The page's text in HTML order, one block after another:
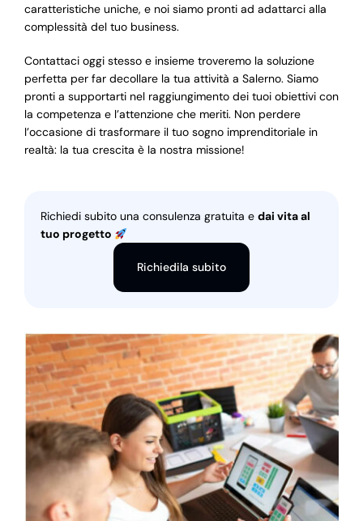
caratteristiche uniche, e noi siamo pronti ad adattarci alla
complessità del tuo business.
Contattaci oggi stesso e insieme troveremo la soluzione
perfetta per far decollare la tua attività a Salerno. Siamo
pronti a supportarti nel raggiungimento dei tuoi obiettivi con
la competenza e l’attenzione che meriti. Non perdere
l’occasione di trasformare il tuo sogno imprenditoriale in
realtà: la tua crescita è la nostra missione!
Richiedi subito una consulenza gratuita e dai vita al
tuo progetto
Richiedila subito